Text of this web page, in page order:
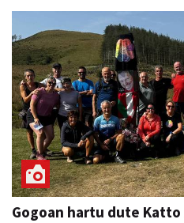
Gogoan hartu dute